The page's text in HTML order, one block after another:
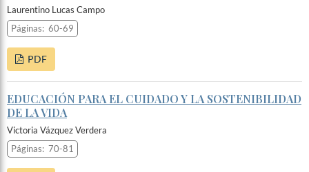
Laurentino Lucas Campo
Páginas:60-69
PDF
EDUCACIÓN PARA EL CUIDADO Y LA SOSTENIBILIDAD
DE LA VIDA
Victoria Vázquez Verdera
Páginas:70-81